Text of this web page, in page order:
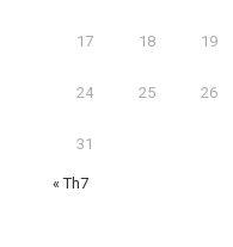
17 18 19
24 25 26
31
« Th7